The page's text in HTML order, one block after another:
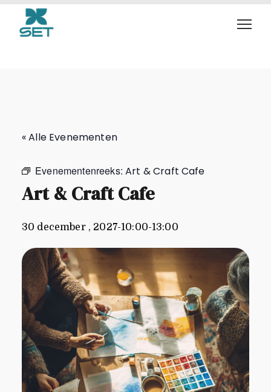
Art & Craft Cafe
« Alle Evenementen
Evenementenreeks:Art & Craft Cafe
Art & Craft Cafe
30 december , 2027-10:00-13:00